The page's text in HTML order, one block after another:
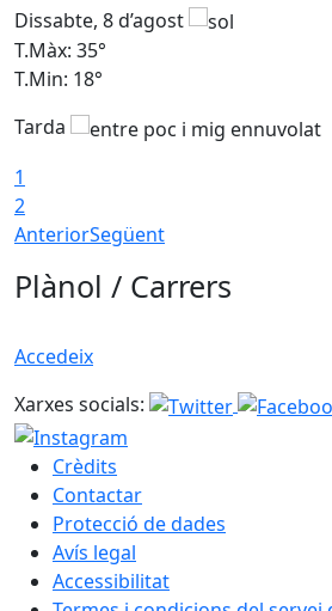
Dissabte, 8 d’agost
T.Màx: 35°
T.Min: 18°
Tarda
1
2
AnteriorSegüent
Plànol / Carrers
Accedeix
Xarxes socials:
Crèdits
Contactar
Protecció de dades
Avís legal
Accessibilitat